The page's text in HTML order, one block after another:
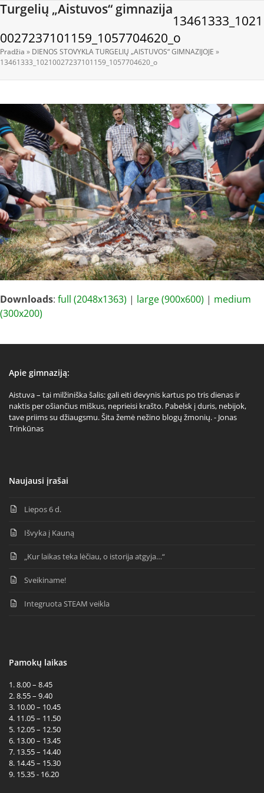
Skip
content
Turgelių „Aistuvos“ gimnazija
Open
menu
Close
menu
13461333_1021
0027237101159_1057704620_o
Pradžia » DIENOS STOVYKLA TURGELIŲ „AISTUVOS“ GIMNAZIJOJE »
13461333_10210027237101159_1057704620_o
Downloads: full (2048x1363) | large (900x600) | medium
(300x200)
Apie gimnaziją:
Aistuva – tai milžiniška šalis: gali eiti devynis kartus po tris dienas ir
naktis per ošiančius miškus, neprieisi krašto. Pabelsk į duris, nebijok,
tave priims su džiaugsmu. Šita žemė nežino blogų žmonių. - Jonas
Trinkūnas
Naujausi įrašai
Liepos 6 d.
Išvyka į Kauną
„Kur laikas teka lėčiau, o istorija atgyja…“
Sveikiname!
Integruota STEAM veikla
Pamokų laikas
1. 8.00 – 8.45
2. 8.55 – 9.40
3. 10.00 – 10.45
4. 11.05 – 11.50
5. 12.05 – 12.50
6. 13.00 – 13.45
7. 13.55 – 14.40
8. 14.45 – 15.30
9. 15.35 - 16.20